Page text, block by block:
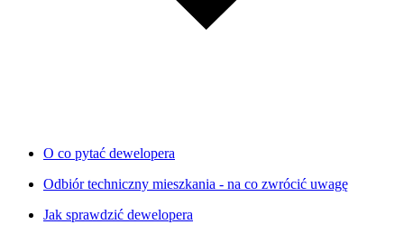
O co pytać dewelopera
Odbiór techniczny mieszkania - na co zwrócić uwagę
Jak sprawdzić dewelopera